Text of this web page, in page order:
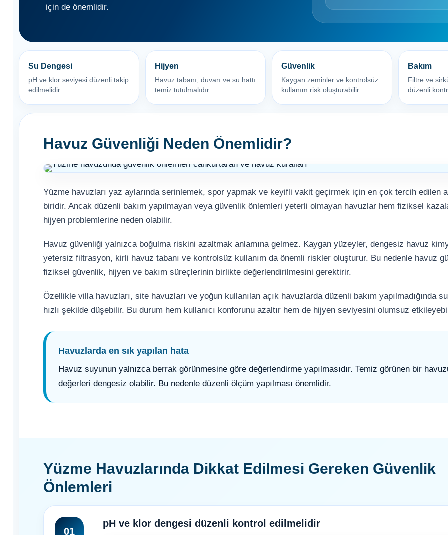
Havuz PH Düşürücü Toz
pH Yükseltici
İyon Bağlayıcı
Gemaş Havuz Kimyasalları
Kalsiyum Hipoklorit %65 Klor
Multi %90 Tablet Klor
Sıvı Ph- Düşürücü
Wtr Havuz Kimyasalları Setleri
Yosun Öldürücü
Selenoid Havuz Kimyasalları
Havuz Kışlık Bakım Ürünü
Havuz Toz Ph+ Yükseltici
Alkalinite Düşürücü
e Pool Expert
Havuz Filtre
Robotları
Aydınlatma
Havuz Dozaj
Sistemleri
Havuz Vana
Boru Fittings
Havuz Isıtma
Sistemleri
Havuz Elektrik
Panoları
Malzemeleri
Şelaleleri Su Perdeleri
Endüstriyel Blower
Ayak Havuzu
için de önemlidir.
Su Dengesi
pH ve klor seviyesi düzenli takip
edilmelidir.
Hijyen
Havuz tabanı, duvarı ve su hattı
temiz tutulmalıdır.
Güvenlik
Kaygan zeminler ve kontrolsüz
kullanım risk oluşturabilir.
Bakım
Filtre ve
düzenli
Havuz Güvenliği Neden Önemlidir?
Yüzme havuzları yaz aylarında serinlemek, spor yapmak ve keyifli vakit geçirmek için en çok tercih edilen
biridir. Ancak düzenli bakım yapılmayan veya güvenlik önlemleri yeterli olmayan havuzlar hem fiziksel
hijyen problemlerine neden olabilir.
Havuz güvenliği yalnızca boğulma riskini azaltmak anlamına gelmez. Kaygan yüzeyler, dengesiz havuz
yetersiz filtrasyon, kirli havuz tabanı ve kontrolsüz kullanım da önemli riskler oluşturur. Bu nedenle havuz
fiziksel güvenlik, hijyen ve bakım süreçlerinin birlikte değerlendirilmesini gerektirir.
Özellikle villa havuzları, site havuzları ve yoğun kullanılan açık havuzlarda düzenli bakım yapılmadığında
hızlı şekilde düşebilir. Bu durum hem kullanıcı konforunu azaltır hem de hijyen seviyesini olumsuz
Havuzlarda en sık yapılan hata
Havuz suyunun yalnızca berrak görünmesine göre değerlendirme yapılmasıdır. Temiz görünen bir
değerleri dengesiz olabilir. Bu nedenle düzenli ölçüm yapılması önemlidir.
Yüzme Havuzlarında Dikkat Edilmesi Gereken Güvenlik
Önlemleri
01
pH ve klor dengesi düzenli kontrol edilmelidir